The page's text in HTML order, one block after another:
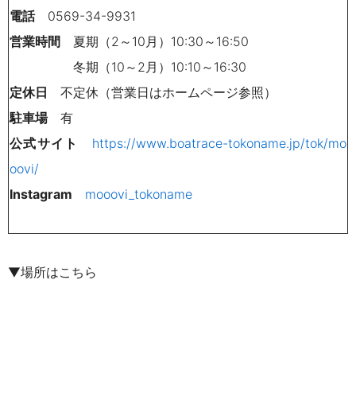
電話0569-34-9931
営業時間 夏期（2～10月）10:30～16:50
冬期（10～2月）10:10～16:30
定休日 不定休（営業日はホームページ参照）
駐車場有
公式サイト
https://www.boatrace-tokoname.jp/tok/mo
oovi/
Instagram
mooovi_tokoname
▼場所はこちら